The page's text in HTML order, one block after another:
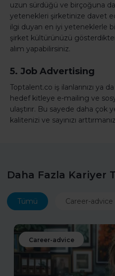
uzun sürdüğü ve birçoğuna da
yetenekleri şirketinize davet
ilgi duyan en iyi yeteneklerle
şirket kültürünüzü
alım yapabilirsiniz.
5. Job Advertising
Toptalent.co iş ilanlarınızı ya
hedef kitleye e-mailing ve
ulaştırır. Bu sayede daha çok
kalitenizi ve sayınızı
Daha Fazla Kariyer
Tümü Career-advice
Career-advice